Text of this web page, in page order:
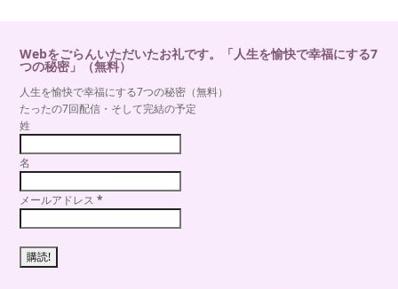
Webをごらんいただいたお礼です。「人生を愉快で幸福にする7
つの秘密」（無料）
人生を愉快で幸福にする7つの秘密（無料）
たったの7回配信・そして完結の予定
姓
名
メールアドレス *